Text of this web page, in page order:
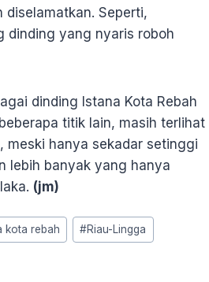
diselamatkan. Seperti,
dinding yang nyaris roboh
dinding Istana Kota Rebah
titik lain, masih terlihat
meski hanya sekadar setinggi
lebih banyak yang hanya
(jm)
kota rebah #Riau-Lingga